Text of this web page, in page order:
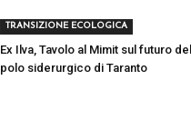
TRANSIZIONE ECOLOGICA
Ex Ilva, Tavolo al Mimit sul futuro del
polo siderurgico di Taranto